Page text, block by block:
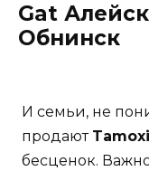
Gat
Обнинск
И семьи, не
продают
бесценок.